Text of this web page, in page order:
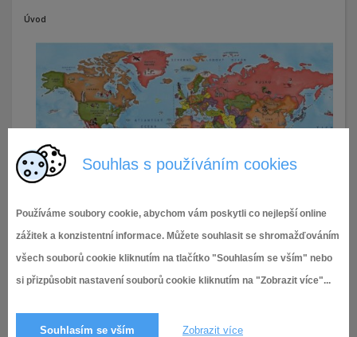
Souhlas s používáním cookies
Používáme soubory cookie, abychom vám poskytli co nejlepší online
zážitek a konzistentní informace. Můžete souhlasit se shromažďováním
všech souborů cookie kliknutím na tlačítko "Souhlasím se vším" nebo
si přizpůsobit nastavení souborů cookie kliknutím na "Zobrazit více"...
Souhlasím se vším Zobrazit více
Úvod
14× zobrazeno
12.5.2026